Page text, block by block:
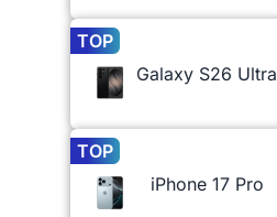
TOP
Galaxy S26 Ultra
TOP
iPhone 17 Pro